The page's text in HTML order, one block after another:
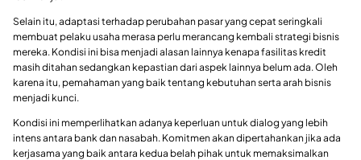
Selain itu, adaptasi terhadap perubahan pasar yang cepat seringkali
membuat pelaku usaha merasa perlu merancang kembali strategi bisnis
mereka. Kondisi ini bisa menjadi alasan lainnya kenapa fasilitas kredit
masih ditahan sedangkan kepastian dari aspek lainnya belum ada. Oleh
karena itu, pemahaman yang baik tentang kebutuhan serta arah bisnis
menjadi kunci.
Kondisi ini memperlihatkan adanya keperluan untuk dialog yang lebih
intens antara bank dan nasabah. Komitmen akan dipertahankan jika ada
kerjasama yang baik antara kedua belah pihak untuk memaksimalkan